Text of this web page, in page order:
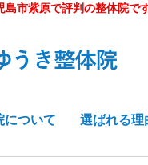
市紫原で評判の整体院です
について 選ばれる理